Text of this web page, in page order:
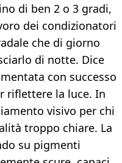
di ben 2 o 3 gradi,
dei condizionatori
che di giorno
di notte. Dice
con successo
riflettere la luce. In
visivo per chi
troppo chiare. La
su pigmenti